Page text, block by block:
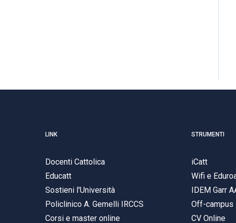
LINK
Docenti Cattolica
Educatt
Sostieni l'Università
Policlinico A. Gemelli IRCCS
Corsi e master online
STRUMENTI
iCatt
Wifi e
IDEM Garr
Off-campus
CV Online